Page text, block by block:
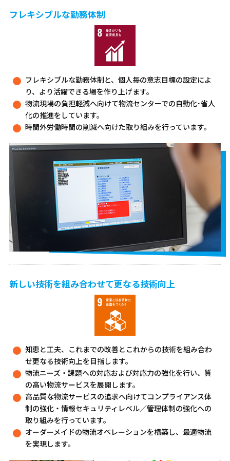
フレキシブルな勤務体制
フレキシブルな勤務体制と、個人毎の意志目標の設定によ
り、より活躍できる場を作り上げます。
物流現場の負担軽減へ向けて物流センターでの自動化･省人
化の推進をしています。
時間外労働時間の削減へ向けた取り組みを行っています。
新しい技術を組み合わせて更なる技術向上
知恵と工夫、これまでの改善とこれからの技術を組み合わ
せ更なる技術向上を目指します。
物流ニーズ・課題への対応および対応力の強化を行い、質
の高い物流サービスを展開します。
高品質な物流サービスの追求へ向けてコンプライアンス体
制の強化・情報セキュリティレベル／管理体制の強化への
取り組みを行っています。
オーダーメイドの物流オペレーションを構築し、最適物流
を実現します。